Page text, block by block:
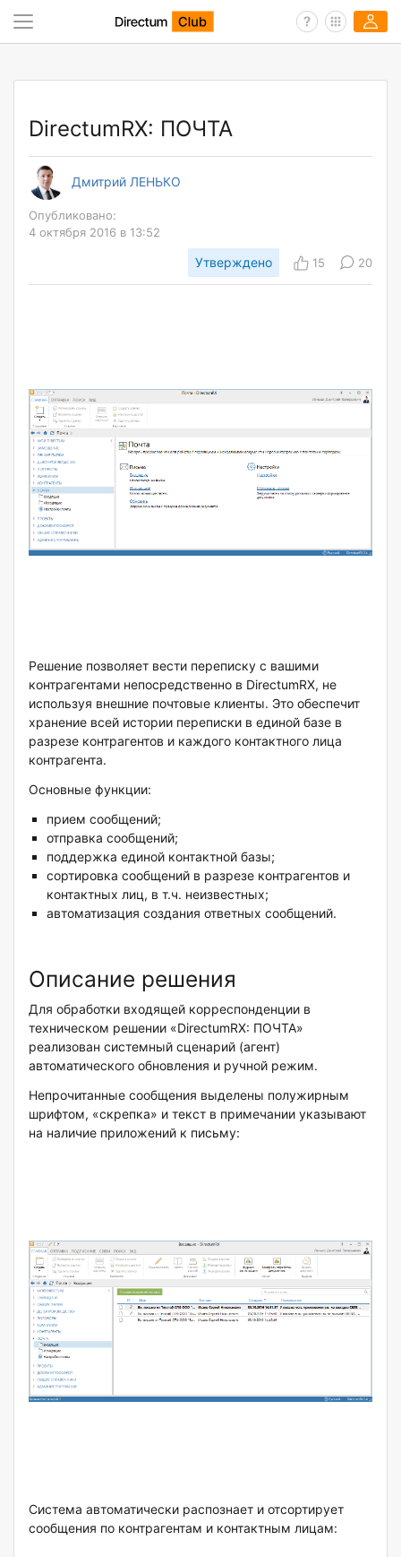
DirectumRX: ПОЧТА
Дмитрий ЛЕНЬКО
Опубликовано:
4 октября 2016 в 13:52
Утверждено 15 20
Решение позволяет вести переписку с вашими
контрагентами непосредственно в DirectumRX, не
используя внешние почтовые клиенты. Это обеспечит
хранение всей истории переписки в единой базе в
разрезе контрагентов и каждого контактного лица
контрагента.
Основные функции:
прием сообщений;
отправка сообщений;
поддержка единой контактной базы;
сортировка сообщений в разрезе контрагентов и
контактных лиц, в т.ч. неизвестных;
автоматизация создания ответных сообщений.
Описание решения
Для обработки входящей корреспонденции в
техническом решении «DirectumRX: ПОЧТА»
реализован системный сценарий (агент)
автоматического обновления и ручной режим.
Непрочитанные сообщения выделены полужирным
шрифтом, «скрепка» и текст в примечании указывают
на наличие приложений к письму:
Система автоматически распознает и отсортирует
сообщения по контрагентам и контактным лицам: